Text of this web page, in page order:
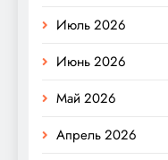
Июль 2026
Июнь 2026
Май 2026
Апрель 2026